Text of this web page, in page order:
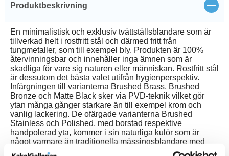
Produktbeskrivning Stäng
En minimalistisk och exklusiv tvättställsblandare som är
tillverkad helt i rostfritt stål och därmed fritt från
tungmetaller, som till exempel bly. Produkten är 100%
återvinningsbar och innehåller inga ämnen som är
skadliga för vare sig naturen eller människan. Rostfritt stål
är dessutom det bästa valet utifrån hygienperspektiv.
Infärgningen till varianterna Brushed Brass, Brushed
Bronze och Matte Black sker via PVD-teknik vilket gör
ytan många gånger starkare än till exempel krom och
vanlig lackering. De ofärgade varianterna Brushed
Stainless och Polished, med borstad respektive
handpolerad yta, kommer i sin naturliga kulör som är
något varmare än traditionella mässingsblandare med
kromad yta – och betydligt tåligare.